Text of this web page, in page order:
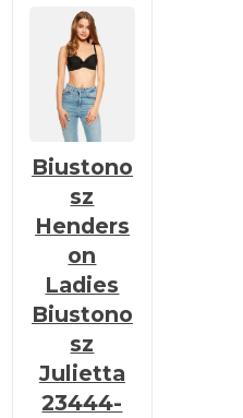
Biustono
sz
Henders
on
Ladies
Biustono
sz
Julietta
23444-